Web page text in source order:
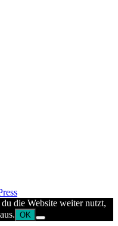
die Website weiter nutzt,
OK